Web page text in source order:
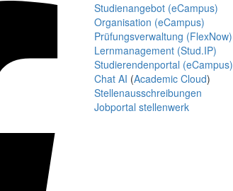
Studienangebot (eCampus)
Organisation (eCampus)
Prüfungsverwaltung (FlexNow)
Lernmanagement (Stud.IP)
Studierendenportal (eCampus)
Chat AI (Academic Cloud)
Stellenausschreibungen
Jobportal stellenwerk